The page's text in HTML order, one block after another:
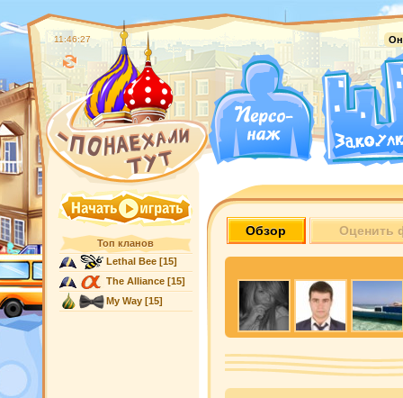
11:46:28
Топ кланов
Lethal Bee[15]
The Alliance[15]
My Way[15]
Обзор Оценить